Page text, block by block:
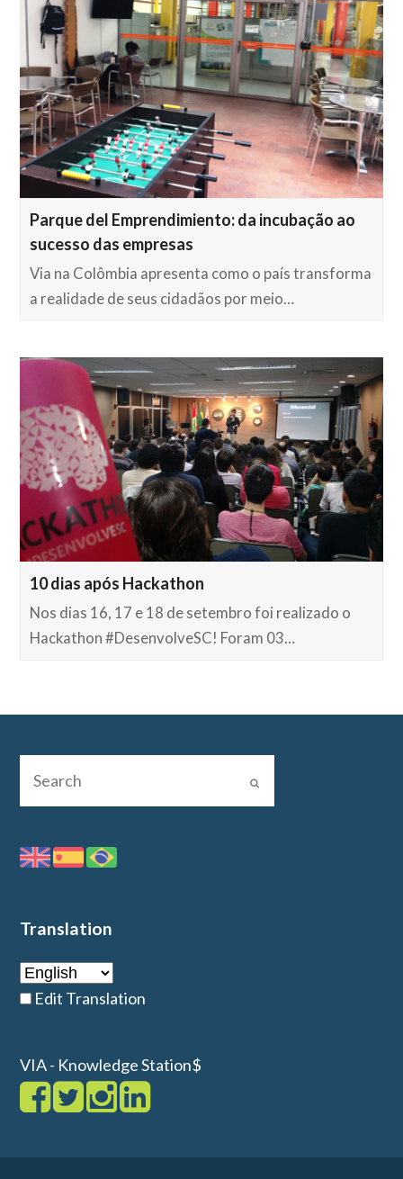
Parque del Emprendimiento: da incubação ao
sucesso das empresas
Via na Colômbia apresenta como o país transforma
a realidade de seus cidadãos por meio…
10 dias após Hackathon
Nos dias 16, 17 e 18 de setembro foi realizado o
Hackathon #DesenvolveSC! Foram 03…
Translation
Edit Translation
VIA - Knowledge Station$